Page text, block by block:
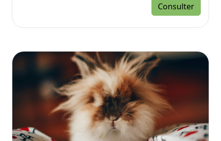
Consulter